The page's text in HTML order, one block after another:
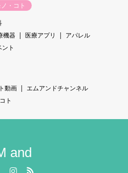
・コト
機器 医療アプリ
アパレル
ント
動画
エムアンドチャンネル
コト
and